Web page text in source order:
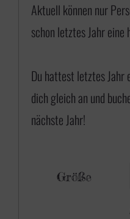
Aktuell können nur
schon letztes Jahr eine
Du hattest letztes Jahr
dich gleich an und
nächste Jahr!
Größe